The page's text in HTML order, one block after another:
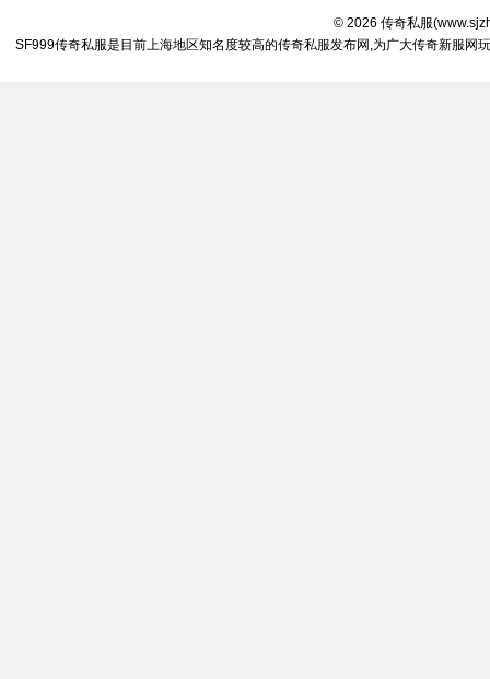
© 2026 传奇私服(
SF999传奇私服是目前上海地区知名度较高的传奇私服发布网,为广大传奇新服